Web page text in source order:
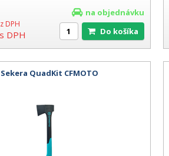
DPH
s DPH
na objednávku
Do košíka
Sekera QuadKit CFMOTO